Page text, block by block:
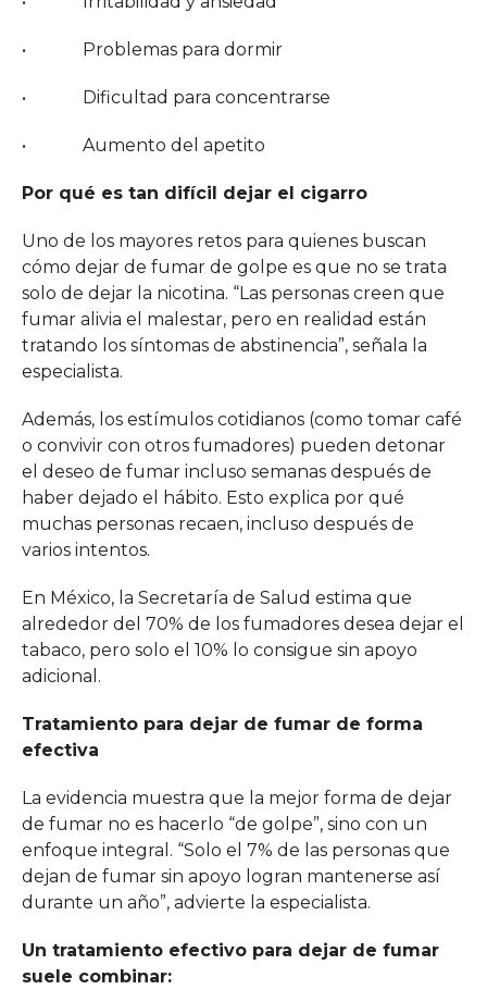
• Problemas para dormir
• Dificultad para concentrarse
• Aumento del apetito
Por qué es tan difícil dejar el cigarro
Uno de los mayores retos para quienes buscan
cómo dejar de fumar de golpe es que no se trata
solo de dejar la nicotina. “Las personas creen que
fumar alivia el malestar, pero en realidad están
tratando los síntomas de abstinencia”, señala la
especialista.
Además, los estímulos cotidianos (como tomar café
o convivir con otros fumadores) pueden detonar
el deseo de fumar incluso semanas después de
haber dejado el hábito. Esto explica por qué
muchas personas recaen, incluso después de
varios intentos.
En México, la Secretaría de Salud estima que
alrededor del 70% de los fumadores desea dejar el
tabaco, pero solo el 10% lo consigue sin apoyo
adicional.
Tratamiento para dejar de fumar de forma
efectiva
La evidencia muestra que la mejor forma de dejar
de fumar no es hacerlo “de golpe”, sino con un
enfoque integral. “Solo el 7% de las personas que
dejan de fumar sin apoyo logran mantenerse así
durante un año”, advierte la especialista.
Un tratamiento efectivo para dejar de fumar
suele combinar: